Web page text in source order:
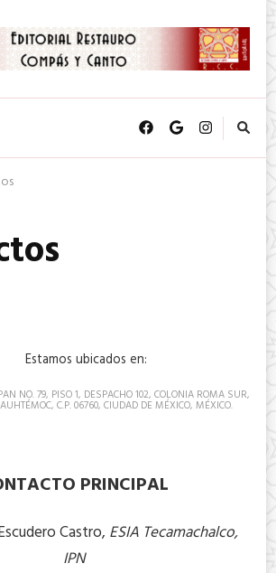
Estamos ubicados en:
NO. 79, PISO 1, DESPACHO 102, COLONIA ROMA SUR,
C.P. 06760, CIUDAD DE MÉXICO, MÉXICO.
PRINCIPAL
Castro, ESIA Tecamachalco,
IPN